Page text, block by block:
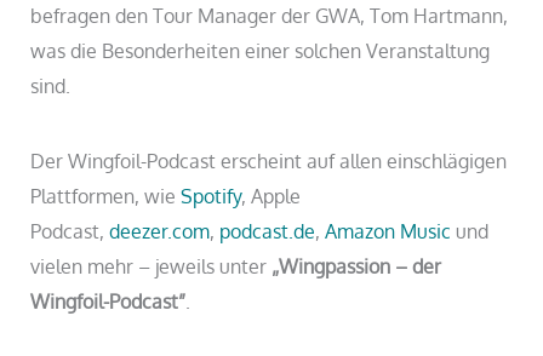
befragen den Tour Manager der GWA, Tom Hartmann,
was die Besonderheiten einer solchen Veranstaltung
sind.
Der Wingfoil-Podcast erscheint auf allen einschlägigen
Plattformen, wieSpotify, Apple
Podcast,deezer.com, podcast.de,Amazon Music und
vielen mehr – jeweils unter „Wingpassion – der
Wingfoil-Podcast”